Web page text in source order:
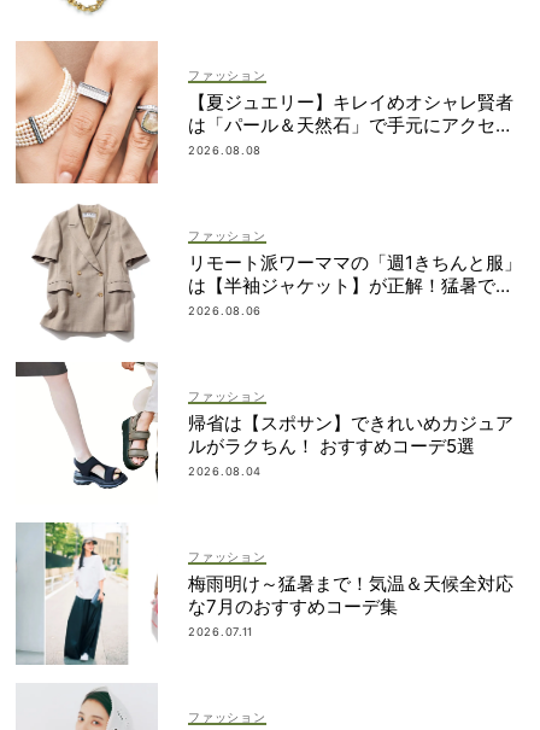
ファッション
【夏ジュエリー】キレイめオシャレ賢者
は「パール＆天然石」で手元にアクセン
ト！
2026.08.08
ファッション
リモート派ワーママの「週1きちんと服」
は【半袖ジャケット】が正解！猛暑でも
涼しい名品5選
2026.08.06
ファッション
帰省は【スポサン】できれいめカジュア
ルがラクちん！ おすすめコーデ5選
2026.08.04
ファッション
梅雨明け～猛暑まで！気温＆天候全対応
な7月のおすすめコーデ集
2026.07.11
ファッション